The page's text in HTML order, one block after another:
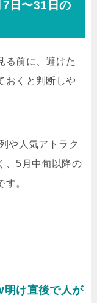
日〜31日の
る前に、避けた
おくと判断しや
や人気アトラク
、5月中旬以降の
。
明け直後で人が